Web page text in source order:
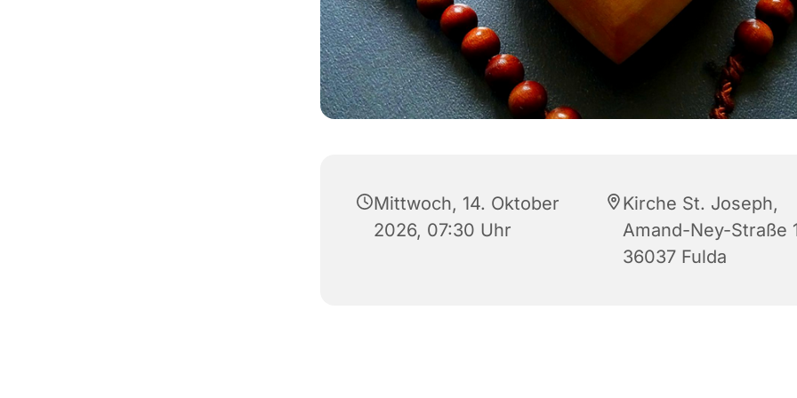
Mittwoch, 14. Oktober
2026, 07:30 Uhr
Kirche St. Joseph,
Amand-Ney-Straße
36037 Fulda